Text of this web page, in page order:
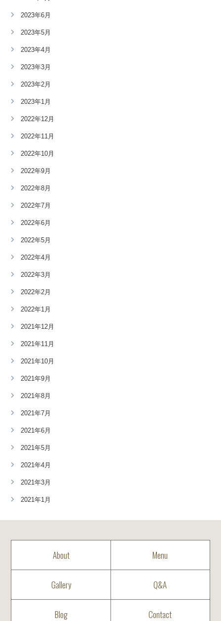
2023年6月
2023年5月
2023年4月
2023年3月
2023年2月
2023年1月
2022年12月
2022年11月
2022年10月
2022年9月
2022年8月
2022年7月
2022年6月
2022年5月
2022年4月
2022年3月
2022年2月
2022年1月
2021年12月
2021年11月
2021年10月
2021年9月
2021年8月
2021年7月
2021年6月
2021年5月
2021年4月
2021年3月
2021年1月
About Menu
Gallery Q&A
Blog Contact